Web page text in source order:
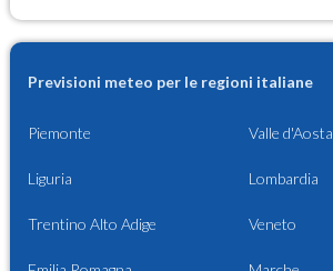
Previsioni meteo per le regioni italiane
Piemonte Valle d'Aosta
Liguria Lombardia
Trentino Alto Adige Veneto